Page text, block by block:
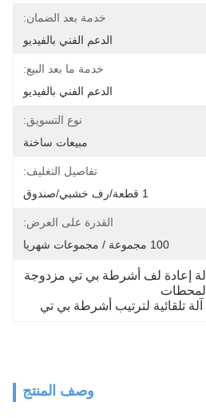
خدمة بعد الضمان:
الدعم الفني بالفيديو
خدمة ما بعد البيع:
الدعم الفني بالفيديو
نوع التسويق:
مبيعات ساخنة
تفاصيل التغليف:
1 قطعة/رف خشبي/صندوق
القدرة على العرض:
100 مجموعة / مجموعات شهريا
المحطات
آلة تلقائية لترتيب أشرطة بي تي
وصف المنتج